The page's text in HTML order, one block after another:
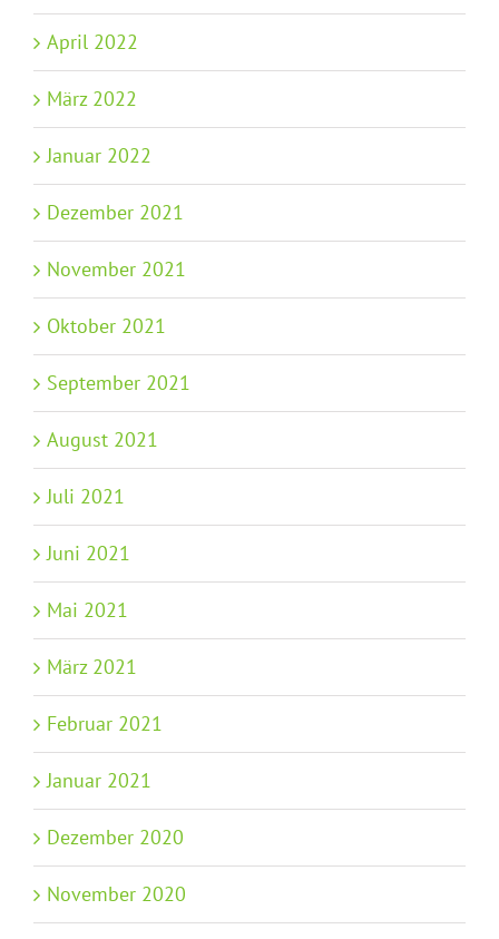
April 2022
März 2022
Januar 2022
Dezember 2021
November 2021
Oktober 2021
September 2021
August 2021
Juli 2021
Juni 2021
Mai 2021
März 2021
Februar 2021
Januar 2021
Dezember 2020
November 2020